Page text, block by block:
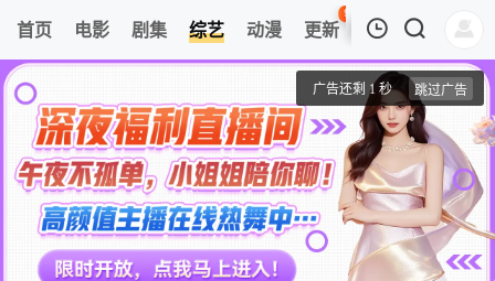
首页 电影 剧集 综艺 动漫 更新
96
热榜 APP
第20120330期
天声1队
清空